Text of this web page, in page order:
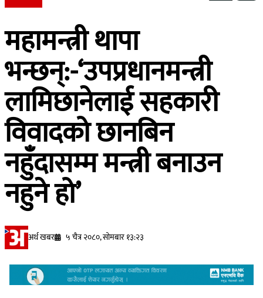
महामन्त्री थापा
भन्छन्:-‘उपप्रधानमन्त्री
लामिछानेलाई सहकारी
विवादको छानबिन
नहुँदासम्म मन्त्री बनाउन
नहुने हो’
अर्थ खबर ५ चैत्र २०८०, सोमबार १३:२३